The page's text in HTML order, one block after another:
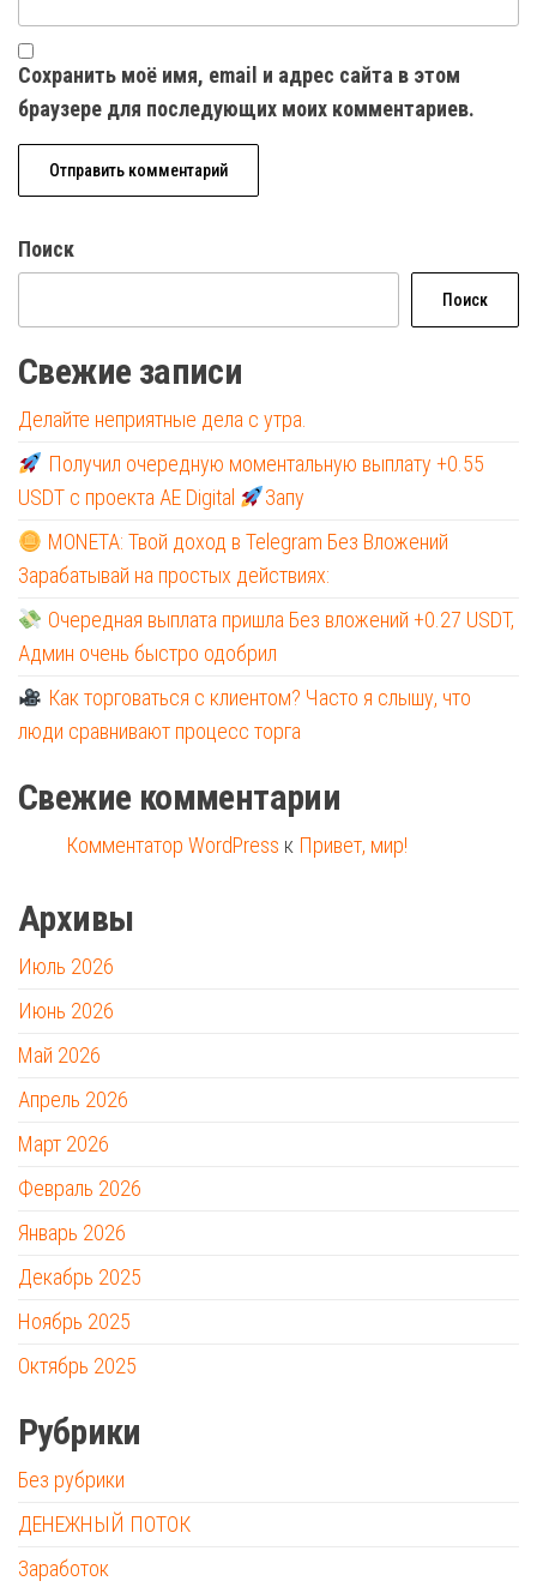
Сохранить моё имя, email и адрес сайта в этом
браузере для последующих моих комментариев.
Поиск
Поиск
Свежие записи
Делайте неприятные дела с утра.
Получил очередную моментальную выплату +0.55
USDT с проекта AE Digital
Запу
MONETA: Твой доход в Telegram Без Вложений
Зарабатывай на простых действиях:
Очередная выплата пришла Без вложений +0.27 USDT,
Админ очень быстро одобрил
Как торговаться с клиентом? Часто я слышу, что
люди сравнивают процесс торга
Свежие комментарии
Комментатор WordPress к Привет, мир!
Архивы
Июль 2026
Июнь 2026
Май 2026
Апрель 2026
Март 2026
Февраль 2026
Январь 2026
Декабрь 2025
Ноябрь 2025
Октябрь 2025
Рубрики
Без рубрики
ДЕНЕЖНЫЙ ПОТОК
Заработок